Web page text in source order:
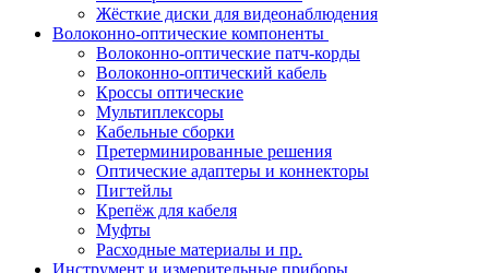
Жёсткие диски для видеонаблюдения
Волоконно-оптические компоненты
Волоконно-оптические патч-корды
Волоконно-оптический кабель
Кроссы оптические
Мультиплексоры
Кабельные сборки
Претерминированные решения
Оптические адаптеры и коннекторы
Пигтейлы
Крепёж для кабеля
Муфты
Расходные материалы и пр.
Инструмент и измерительные приборы